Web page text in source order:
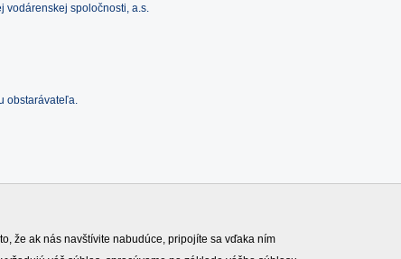
vodárenskej spoločnosti, a.s.
obstarávateľa.
že ak nás navštívite nabudúce, pripojíte sa vďaka ním